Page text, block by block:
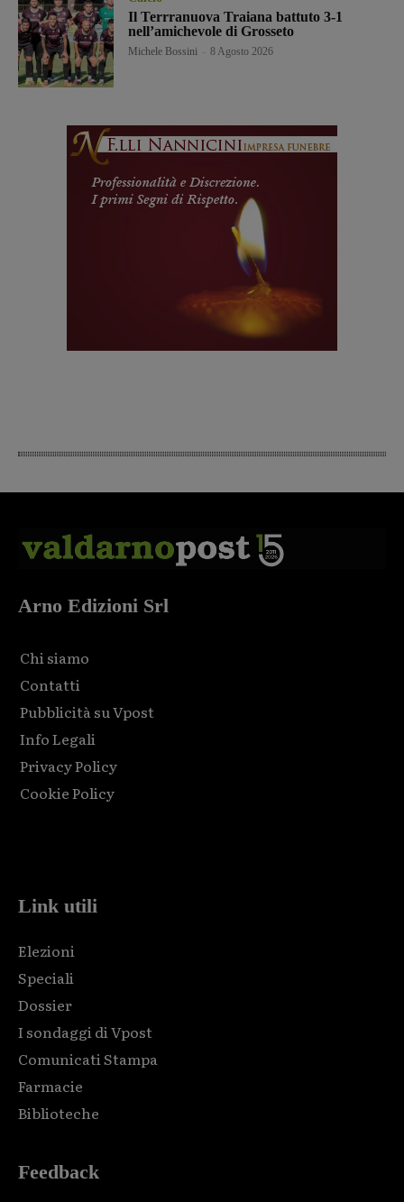
Il Terrranuova Traiana battuto 3-1
nell’amichevole di Grosseto
Michele Bossini 8 Agosto 2026
Arno Edizioni Srl
Chi siamo
Contatti
Pubblicità su Vpost
Info Legali
Privacy Policy
Cookie Policy
Link utili
Elezioni
Speciali
Dossier
I sondaggi di Vpost
Comunicati Stampa
Farmacie
Biblioteche
Feedback